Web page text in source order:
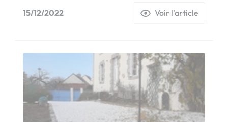
15/12/2022 Voir l'article